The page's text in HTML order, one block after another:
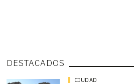
DESTACADOS
CIUDAD